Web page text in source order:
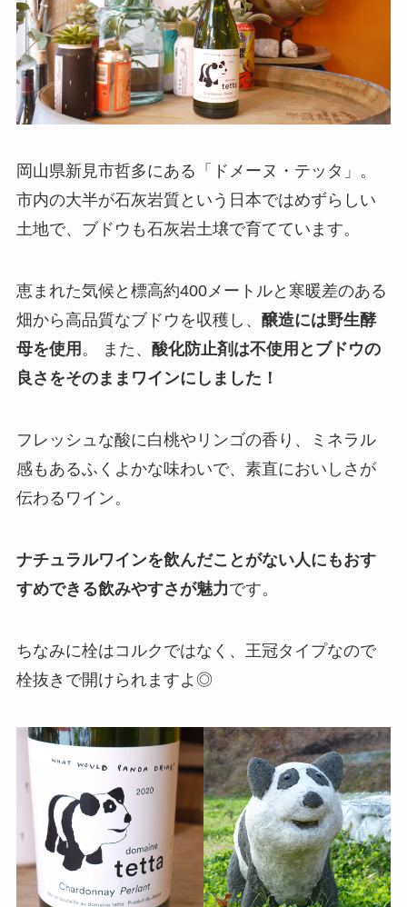
岡山県新見市哲多にある「ドメーヌ・テッタ」。
市内の大半が石灰岩質という日本ではめずらしい
土地で、ブドウも石灰岩土壌で育てています。
恵まれた気候と標高約400メートルと寒暖差のある
畑から高品質なブドウを収穫し、 醸造には野生酵
母を使用 。 また、 酸化防止剤は不使用とブドウの
良さをそのままワインにしました！
フレッシュな酸に白桃やリンゴの香り、ミネラル
感もあるふくよかな味わいで、素直においしさが
伝わるワイン。
ナチュラルワインを飲んだことがない人にもおす
すめできる飲みやすさが魅力です。
ちなみに栓はコルクではなく、王冠タイプなので
栓抜きで開けられますよ◎